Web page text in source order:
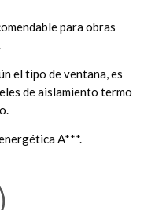
para obras
el tipo de ventana, es
de aislamiento termo
A***.